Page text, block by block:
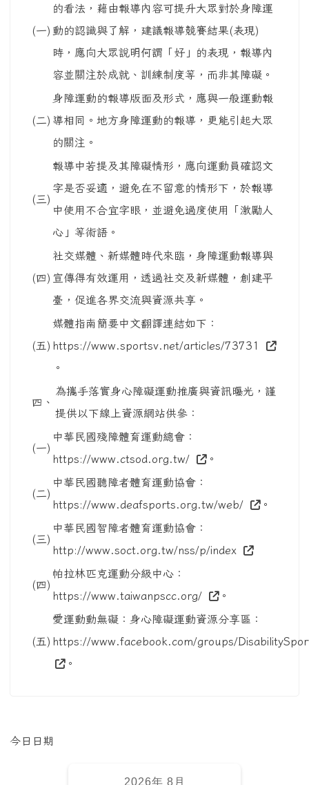
(一)
的看法，藉由報導內容可提升大眾對於身障運
動的認識與了解，建議報導競賽結果(表現)
時，應向大眾說明何謂「好」的表現，報導內
容並關注於成就、訓練制度等，而非其障礙。
(二)
身障運動的報導版面及形式，應與一般運動報
導相同。地方身障運動的報導，更能引起大眾
的關注。
(三)
報導中若提及其障礙情形，應向運動員確認文
字是否妥適，避免在不留意的情形下，於報導
中使用不合宜字眼，並避免過度使用「激勵人
心」等術語。
(四)
社交媒體、新媒體時代來臨，身障運動報導與
宣傳得有效運用，透過社交及新媒體，創建平
臺，促進各界交流與資源共享。
(五)
媒體指南簡要中文翻譯連結如下：
https://www.sportsv.net/articles/73731
。
四、
為攜手落實身心障礙運動推廣與資訊曝光，謹
提供以下線上資源網站供參：
(一)
中華民國殘障體育運動總會：
https://www.ctsod.org.tw/
。
(二)
中華民國聽障者體育運動協會：
https://www.deafsports.org.tw/web/
。
(三)
中華民國智障者體育運動協會：
http://www.soct.org.tw/nss/p/index
(四)
帕拉林匹克運動分級中心：
https://www.taiwanpscc.org/
。
(五)
愛運動動無礙：身心障礙運動資源分享區：
https://www.facebook.com/groups/
。
左邊區域內容
今日日期
2026年 8月